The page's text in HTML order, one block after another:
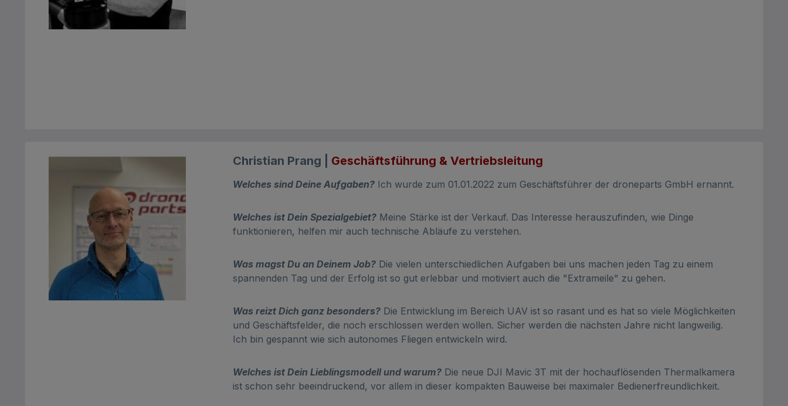
Christian Prang | Geschäftsführung & Vertriebsleitung
Welches sind Deine Aufgaben? Ich wurde zum 01.01.2022 zum Geschäftsführer der droneparts GmbH ernannt.
Welches ist Dein Spezialgebiet? Meine Stärke ist der Verkauf. Das Interesse herauszufinden, wie Dinge
funktionieren, helfen mir auch technische Abläufe zu verstehen.
Was magst Du an Deinem Job? Die vielen unterschiedlichen Aufgaben bei uns machen jeden Tag zu einem
spannenden Tag und der Erfolg ist so gut erlebbar und motiviert auch die "Extrameile" zu gehen.
Was reizt Dich ganz besonders? Die Entwicklung im Bereich UAV ist so rasant und es hat so viele Möglichkeiten
und Geschäftsfelder, die noch erschlossen werden wollen. Sicher werden die nächsten Jahre nicht langweilig.
Ich bin gespannt wie sich autonomes Fliegen entwickeln wird.
Welches ist Dein Lieblingsmodell und warum? Die neue DJI Mavic 3T mit der hochauflösenden Thermalkamera
ist schon sehr beeindruckend, vor allem in dieser kompakten Bauweise bei maximaler Bedienerfreundlichkeit.